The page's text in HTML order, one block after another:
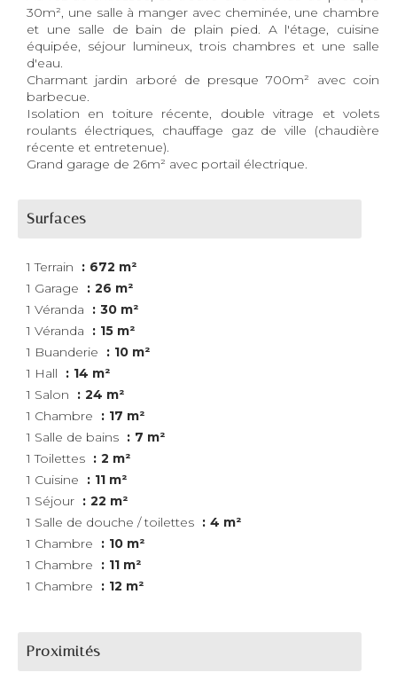
30m², une salle à manger avec cheminée, une chambre
et une salle de bain de plain pied. A l'étage, cuisine
équipée, séjour lumineux, trois chambres et une salle
d'eau.
Charmant jardin arboré de presque 700m² avec coin
barbecue.
Isolation en toiture récente, double vitrage et volets
roulants électriques, chauffage gaz de ville (chaudière
récente et entretenue).
Grand garage de 26m² avec portail électrique.
Surfaces
1 Terrain
672 m²
1 Garage
26 m²
1 Véranda
30 m²
1 Véranda
15 m²
1 Buanderie
10 m²
1 Hall
14 m²
1 Salon
24 m²
1 Chambre
17 m²
1 Salle de bains
7 m²
1 Toilettes
2 m²
1 Cuisine
11 m²
1 Séjour
22 m²
1 Salle de douche / toilettes
4 m²
1 Chambre
10 m²
1 Chambre
11 m²
1 Chambre
12 m²
Proximités